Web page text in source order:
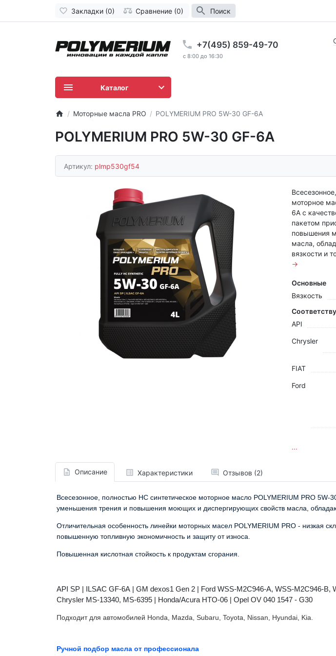
Закладки (0) Сравнение (0) Поиск
+7(495) 859-49-70
c 8:00 до 16:30
Каталог
Моторные масла PRO POLYMERIUM PRO 5W-30 GF-6A
POLYMERIUM PRO 5W-30 GF-6A
Артикул: plmp530gf54
моторное
6A с
пакетом
повышения
масла,
вязкости и
→
Основные
Вязкость
API
Chrysler
FIAT
Ford
...
Описание Характеристики Отзывов (2)
Всесезонное, полностью HC синтетическое моторное масло POLYMERIUM PRO 5W-
уменьшения трения и повышения моющих и диспергирующих свойств масла,
Отличительная особенность линейки моторных масел POLYMERIUM PRO - низкая
повышенную топливную экономичность и защиту от износа.
Повышенная кислотная стойкость к продуктам сгорания.
API SP | ILSAC GF-6A GM dexos1 Gen 2 | Ford WSS-M2C946-A, WSS-M2C946-B,
Chrysler MS-13340, MS-6395 | Honda/Acura HTO-06 | Opel OV 040 1547 - G30
Подходит для автомобилей Honda, Mazda, Subaru, Toyota, Nissan, Hyundai, Kia.
Ручной подбор масла от профессионала